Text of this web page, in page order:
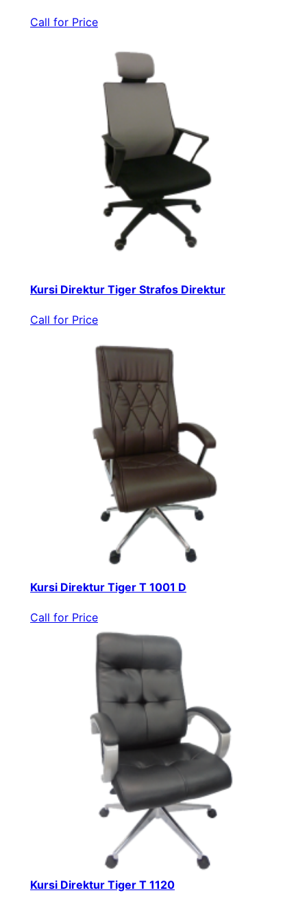
Call for Price
Kursi Direktur Tiger Strafos Direktur
Call for Price
Kursi Direktur Tiger T 1001 D
Call for Price
Kursi Direktur Tiger T 1120